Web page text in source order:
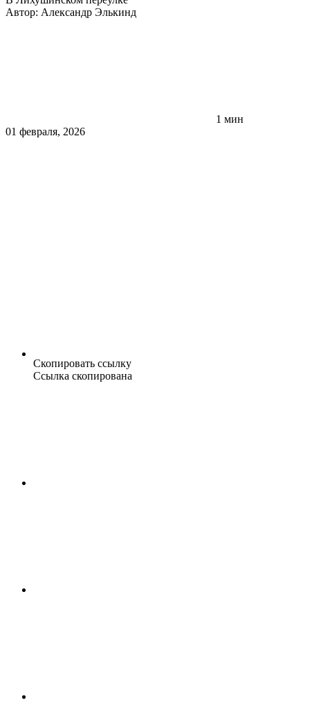
Автор: Александр Элькинд
1 мин
01 февраля, 2026
Скопировать ссылку
Ссылка скопирована